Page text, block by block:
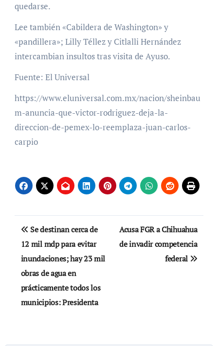
quedarse.
Lee también «Cabildera de Washington» y
«pandillera»; Lilly Téllez y Citlalli Hernández
intercambian insultos tras visita de Ayuso.
Fuente: El Universal
https://www.eluniversal.com.mx/nacion/sheinbau
m-anuncia-que-victor-rodriguez-deja-la-
direccion-de-pemex-lo-reemplaza-juan-carlos-
carpio
Navegación
de
entradas
Se destinan cerca de
12 mil mdp para evitar
inundaciones; hay 23 mil
obras de agua en
prácticamente todos los
municipios: Presidenta
Acusa FGR a Chihuahua
de invadir competencia
federal